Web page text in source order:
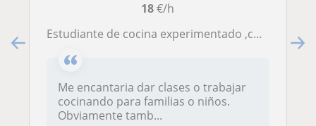
18€/h
Estudiante de cocina experimentado ,con posibilidad de dar clases basicas e incluso avanzadas
Me encantaria dar clases o trabajar
cocinando para familias o niños.
Obviamente tamb...